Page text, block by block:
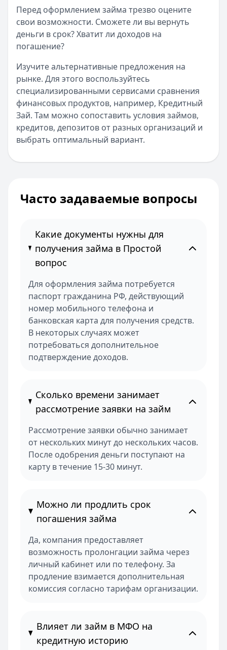
Перед оформлением займа трезво оцените
свои возможности. Сможете ли вы вернуть
деньги в срок? Хватит ли доходов на
погашение?
Изучите альтернативные предложения на
рынке. Для этого воспользуйтесь
специализированными сервисами сравнения
финансовых продуктов, например, Кредитный
Зай. Там можно сопоставить условия займов,
кредитов, депозитов от разных организаций и
выбрать оптимальный вариант.
Часто задаваемые вопросы
Какие документы нужны для
получения займа в Простой
вопрос
Для оформления займа потребуется
паспорт гражданина РФ, действующий
номер мобильного телефона и
банковская карта для получения средств.
В некоторых случаях может
потребоваться дополнительное
подтверждение доходов.
Сколько времени занимает
рассмотрение заявки на займ
Рассмотрение заявки обычно занимает
от нескольких минут до нескольких часов.
После одобрения деньги поступают на
карту в течение 15-30 минут.
Можно ли продлить срок
погашения займа
Да, компания предоставляет
возможность пролонгации займа через
личный кабинет или по телефону. За
продление взимается дополнительная
комиссия согласно тарифам организации.
Влияет ли займ в МФО на
кредитную историю